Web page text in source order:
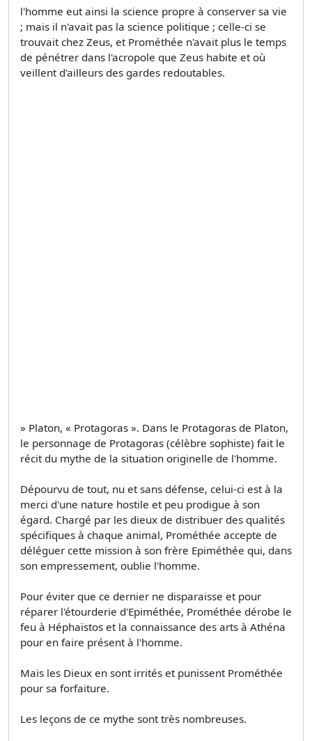
l'homme eut ainsi la science propre à conserver sa vie
; mais il n'avait pas la science politique ; celle-ci se
trouvait chez Zeus, et Prométhée n'avait plus le temps
de pénétrer dans l'acropole que Zeus habite et où
veillent d'ailleurs des gardes redoutables.
» Platon, « Protagoras ». Dans le Protagoras de Platon,
le personnage de Protagoras (célèbre sophiste) fait le
récit du mythe de la situation originelle de l'homme.
Dépourvu de tout, nu et sans défense, celui-ci est à la
merci d'une nature hostile et peu prodigue à son
égard. Chargé par les dieux de distribuer des qualités
spécifiques à chaque animal, Prométhée accepte de
déléguer cette mission à son frère Epiméthée qui, dans
son empressement, oublie l'homme.
Pour éviter que ce dernier ne disparaisse et pour
réparer l'étourderie d'Epiméthée, Prométhée dérobe le
feu à Héphaïstos et la connaissance des arts à Athéna
pour en faire présent à l'homme.
Mais les Dieux en sont irrités et punissent Prométhée
pour sa forfaiture.
Les leçons de ce mythe sont très nombreuses.